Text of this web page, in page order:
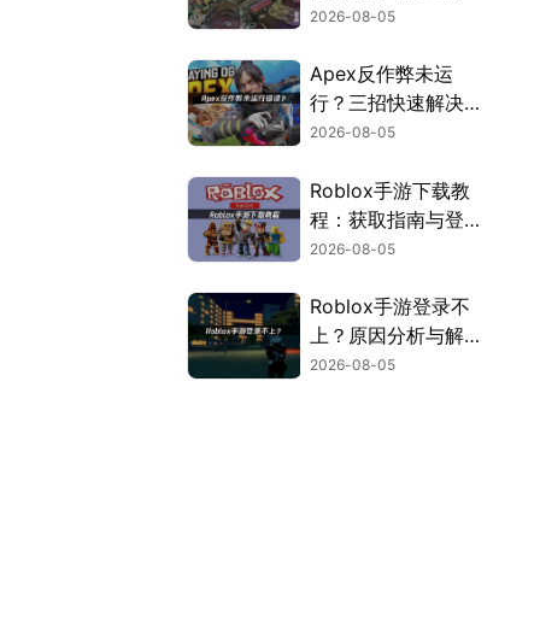
方案！
2026-08-05
Apex反作弊未运
行？三招快速解决方
案！
2026-08-05
Roblox手游下载教
程：获取指南与登录
解决方案！
2026-08-05
Roblox手游登录不
上？原因分析与解决
方案！
2026-08-05